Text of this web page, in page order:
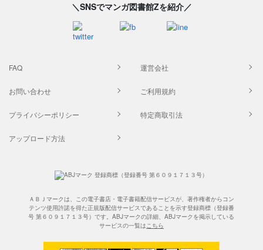
＼SNSでマンガ図書館Zを紹介／
FAQ 運営会社
お問い合わせ ご利用規約
プライバシーポリシー 特定商取引法
アップロード方法
ＡＢＪマークは、この電子書店・電子書籍配信サービスが、著作権者からコン
テンツ使用許諾を得た正規版配信サービスであることを示す登録商標（登録番
号 第６０９１７１３号）です。ABJマークの詳細、ABJマークを掲示している
サービスの一覧はこちら